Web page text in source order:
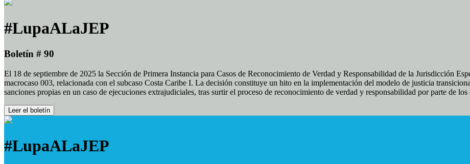
#LupaALaJEP
Boletín # 90
El 18 de septiembre de 2025 la Sección de Primera Instancia para Casos de Reconocimiento de Verdad y Responsabilidad de la Jurisdicción
macrocaso 003, relacionada con el subcaso Costa Caribe I. La decisión constituye un hito en la implementación del modelo de justicia
sanciones propias en un caso de ejecuciones extrajudiciales, tras surtir el proceso de reconocimiento de verdad y responsabilidad por parte de los
Leer el boletín
#LupaALaJEP